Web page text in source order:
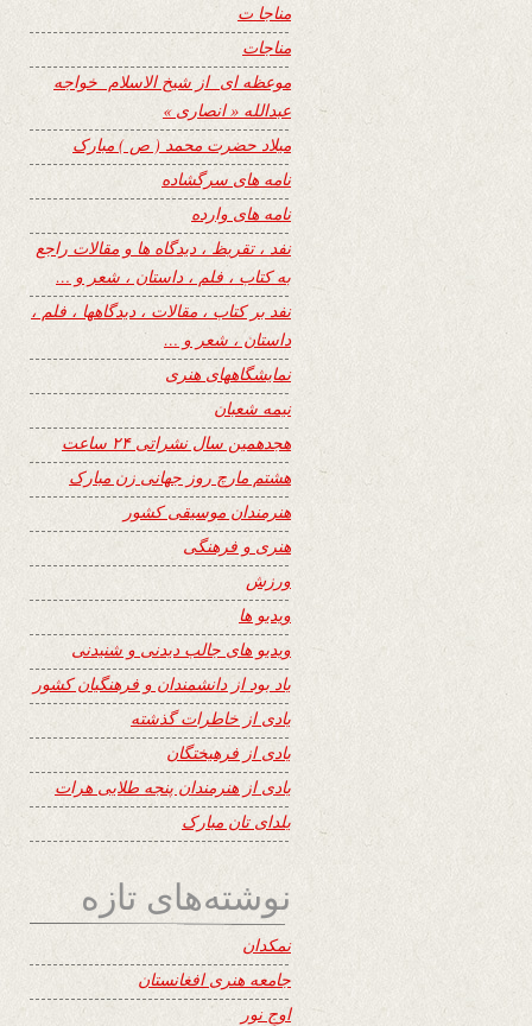
مناجا ت
مناجات
موعظه ای از شیخ الاسلام خواجه
عبدالله « انصاری »
میلاد حضرت محمد ( ص ) مبارک
نامه های سرگشاده
نامه های وارده
نفد ، تقریظ ، دیدگاه ها و مقالات راجع
به کتاب ، فلم ، داستان ، شعر و …
نفد بر کتاب ، مقالات ، دیدگاهها ، فلم ،
داستان ، شعر و …
نمایشگاههای هنری
نیمه شعبان
هجدهمین سال نشراتی ۲۴ ساعت
هشتم مارچ روز جهانی زن مبارک
هنرمندان موسیقی کشور
هنری و فرهنگی
ورزش
ویدیو ها
ویدیو های جالب دیدنی و شنیدنی
یاد بود از دانشمندان و فرهنگیان کشور
یادی از خاطرات گذشته
یادی از فرهیختگان
یادی از هنرمندان پنجه طلایی هرات
یلدای تان مبارک
نوشته‌های تازه
نمکدان
جامعه هنری افغانستان
اوجِ نور